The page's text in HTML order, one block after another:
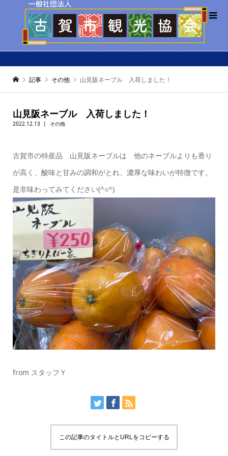
記事 その他 山見阪ネーブル 入荷しました！
山見阪ネーブル 入荷しました！
2022.12.13 その他
古賀市の特産品 山見阪ネーブルは 他のネーブルよりも香り
が高く、酸味と甘みの調和がとれ、濃厚な味わいが特徴です。
是非味わってみてください(^○^)
from スタッフＹ
この記事のタイトルとURLをコピーする